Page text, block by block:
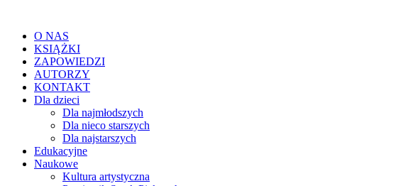
O NAS
KSIĄŻKI
ZAPOWIEDZI
AUTORZY
KONTAKT
Dla dzieci
Dla najmłodszych
Dla nieco starszych
Dla najstarszych
Edukacyjne
Naukowe
Kultura artystyczna